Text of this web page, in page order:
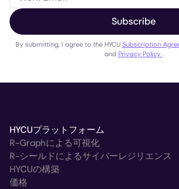
Subscribe
By submitting, I agree to the HYCU Subscription
and Privacy Policy
HYCUプラットフォーム
R-Graphによる可視化
R-シールドによるサイバーレジリエンス
HYCUの構築
価格